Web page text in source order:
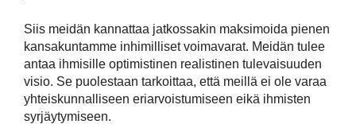
Siis meidän kannattaa jatkossakin maksimoida pienen
kansakuntamme inhimilliset voimavarat. Meidän tulee
antaa ihmisille optimistinen realistinen tulevaisuuden
visio. Se puolestaan tarkoittaa, että meillä ei ole varaa
yhteiskunnalliseen eriarvoistumiseen eikä ihmisten
syrjäytymiseen.